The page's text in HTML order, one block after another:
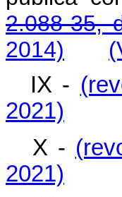
2.088-35,
2014)
IX -
2021)
X -
2021)